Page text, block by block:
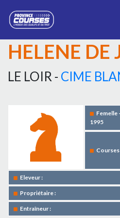
HELENE DE
LE LOIR - CIME
Femelle -
1995
Courses
Eleveur :
Propriétaire :
Entraîneur :